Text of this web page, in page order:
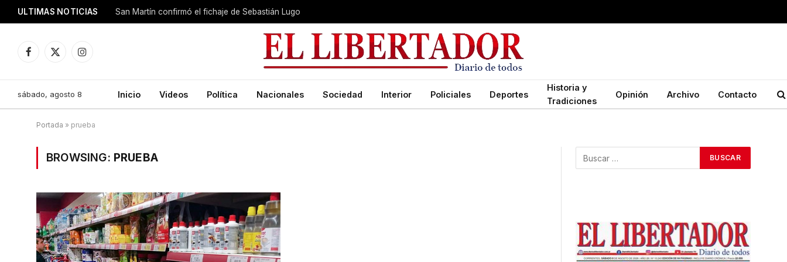
ULTIMAS NOTICIAS San Martín confirmó el fichaje de Sebastián Lugo
Facebook
X
Instagram
sábado, agosto 8 Inicio Videos Política Nacionales Sociedad Interior Policiales Deportes
Historia y
Tradiciones
Opinión Archivo Contacto
Portada » prueba
BROWSING: PRUEBA